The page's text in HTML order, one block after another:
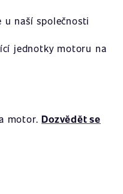
u naší společnosti
jednotky motoru na
motor.Dozvědět se